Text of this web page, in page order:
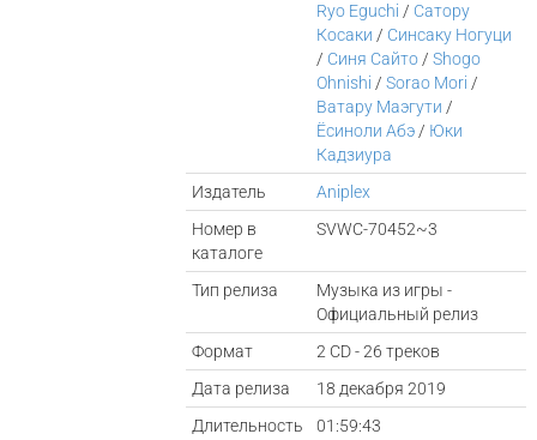
Ryo Eguchi / Сатору
Косаки / Синсаку Ногуци
/ Синя Сайто /Shogo
Ohnishi /Sorao Mori /
Ватару Маэгути /
Ёсиноли Абэ / Юки
Кадзиура
Издатель
Aniplex
Номер в
каталоге
SVWC-70452~3
Тип релиза
Музыка из игры -
Официальный релиз
Формат
2 CD - 26 треков
Дата релиза
18 декабря 2019
Длительность
01:59:43